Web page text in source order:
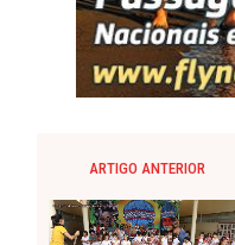
ARTIGO ANTERIOR